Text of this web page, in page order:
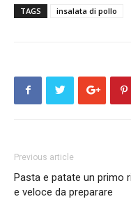
TAGS insalata di pollo
Previous article
Pasta e patate un primo
e veloce da preparare